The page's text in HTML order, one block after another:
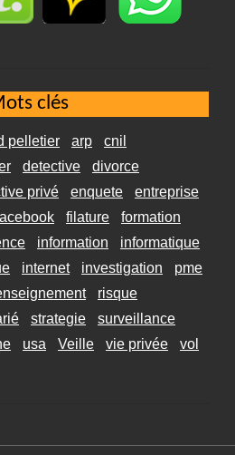
clés
pelletier arp
cnil
detective
divorce
privé enquete
entreprise
filature
formation
information
informatique
internet investigation
pme
risque
strategie
surveillance
usa Veille vie privée
vol